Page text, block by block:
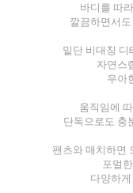
바디를 따
깔끔하면서
밑단 비대칭 디
자연스
우아
움직임에
단독으로도 충
팬츠와 매치하면
포멀
다양하